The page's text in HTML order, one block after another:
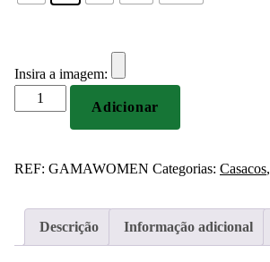
Insira a imagem:
Quantidade
de
mulher
Adicionar
REF: GAMAWOMEN Categorias: Casacos,
Descrição Informação adicional